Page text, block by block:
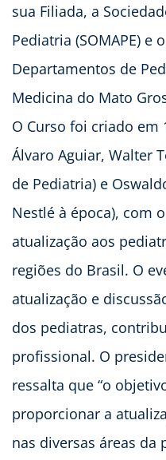
sua Filiada, a
Pediatria (SOMAPE) e
Departamentos de
Medicina do Mato
O Curso foi criado em
Álvaro Aguiar, Walter
de Pediatria) e
Nestlé à época), com
atualização aos
regiões do Brasil. O
atualização e
dos pediatras,
profissional. O
ressalta que “o
proporcionar a
nas diversas áreas da